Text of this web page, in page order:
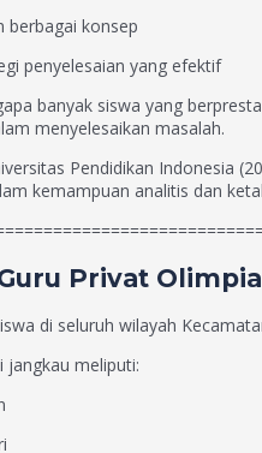
berbagai konsep
penyelesaian yang efektif
banyak siswa yang
menyelesaikan masalah.
Pendidikan Indonesia
kemampuan analitis dan
Privat
di seluruh wilayah
jangkau meliputi: